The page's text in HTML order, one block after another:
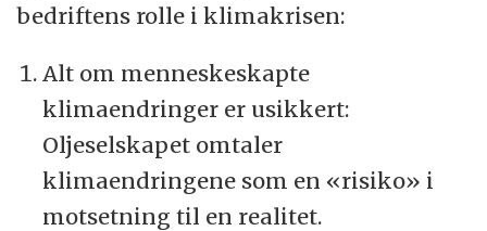
bedriftens rolle i klimakrisen:
Alt om menneskeskapte
klimaendringer er usikkert:
Oljeselskapet omtaler
klimaendringene som en «risiko» i
motsetning til en realitet.